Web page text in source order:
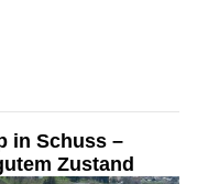
in Schuss –
Zustand